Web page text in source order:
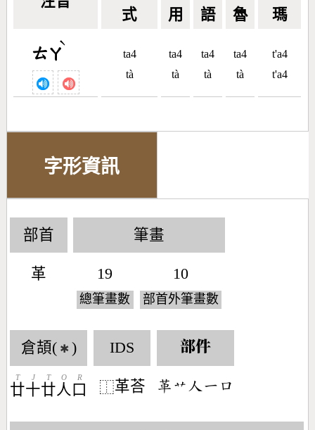
式 用 語 魯 瑪
ㄊㄚ
ˋ
ta4
tà
ta4
tà
ta4
tà
ta4
tà
t'a4
t'a4
字形資訊
部首
革
筆畫
19
總筆畫數
10
部首外筆畫數
倉頡( ✱ )
廿
T
十
J
廿
T
人
O
口
R
IDS
⿰革荅
部件
󶇚󶃋󶀬󶀀󶁶